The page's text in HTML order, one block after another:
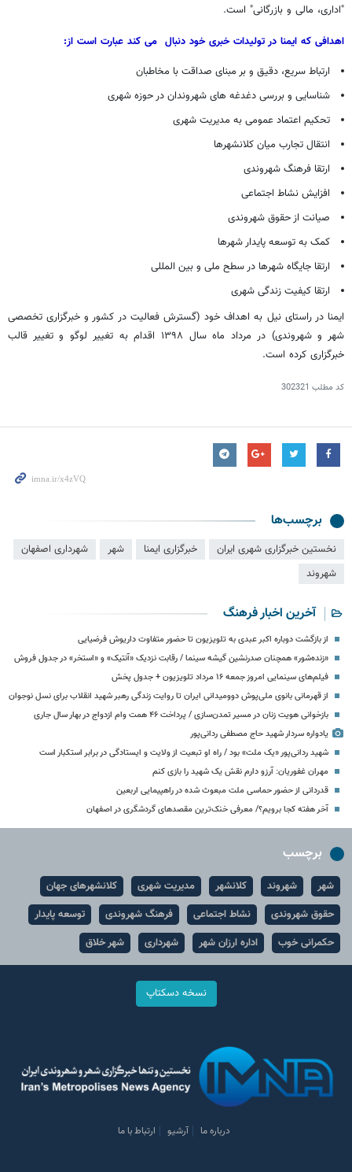
"اداری، مالی و بازرگانی" است.
اهدافی که ایمنا در تولیدات خبری خود دنبال می کند عبارت است از:
ارتباط سریع، دقیق و بر مبنای صداقت با مخاطبان
شناسایی و بررسی دغدغه های شهروندان در حوزه شهری
تحکیم اعتماد عمومی به مدیریت شهری
انتقال تجارب میان کلانشهرها
ارتقا فرهنگ شهروندی
افزایش نشاط اجتماعی
صیانت از حقوق شهروندی
کمک به توسعه پایدار شهرها
ارتقا جایگاه شهرها در سطح ملی و بین المللی
ارتقا کیفیت زندگی شهری
ایمنا در راستای نیل به اهداف خود (گسترش فعالیت در کشور و خبرگزاری تخصصی
شهر و شهروندی) در مرداد ماه سال ۱۳۹۸ اقدام به تغییر لوگو و تغییر قالب
خبرگزاری کرده است.
کد مطلب 302321
برچسب‌ها
نخستین خبرگزاری شهری ایران خبرگزاری ایمنا شهر
شهرداری اصفهان
شهروند
آخرین اخبار فرهنگ
از بازگشت دوباره اکبر عبدی به تلویزیون تا حضور متفاوت داریوش فرضیایی
«زنده‌شور» همچنان صدرنشین گیشه سینما / رقابت نزدیک «آنتیک» و «استخر» در جدول فروش
فیلم‌های سینمایی امروز جمعه ۱۶ مرداد تلویزیون + جدول پخش
از قهرمانی بانوی ملی‌پوش دوومیدانی ایران تا روایت زندگی رهبر شهید انقلاب برای نسل نوجوان
بازخوانی هویت زنان در مسیر تمدن‌سازی / پرداخت ۴۶ همت وام ازدواج در بهار سال جاری
یادواره سردار شهید حاج مصطفی ردانی‌پور
شهید ردانی‌پور «یک ملت» بود / راه او تبعیت از ولایت و ایستادگی در برابر استکبار است
مهران غفوریان: آرزو دارم نقش یک شهید را بازی کنم
قدردانی از حضور حماسی ملت مبعوث شده در راهپیمایی اربعین
آخر هفته کجا برویم؟/ معرفی خنک‌ترین مقصدهای گردشگری در اصفهان
برچسب
شهر شهروند کلانشهر مدیریت شهری
کلانشهرهای جهان
حقوق شهروندی
نشاط اجتماعی فرهنگ شهروندی
توسعه پایدار
حکمرانی خوب
اداره ارزان شهر شهرداری شهر خلاق
نسخه دسکتاپ
درباره ما آرشیو ارتباط با ما